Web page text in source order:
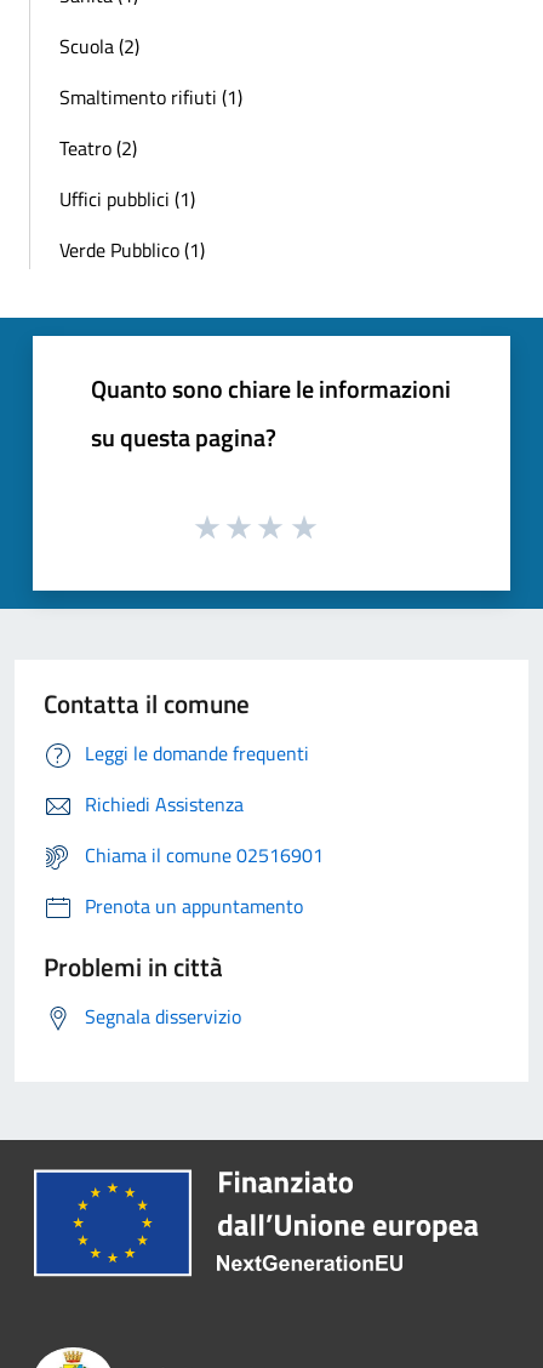
Scuola (2)
Smaltimento rifiuti (1)
Teatro (2)
Uffici pubblici (1)
Verde Pubblico (1)
Quanto sono chiare le informazioni
su questa pagina?
Contatta il comune
Leggi le domande frequenti
Richiedi Assistenza
Chiama il comune 02516901
Prenota un appuntamento
Problemi in città
Segnala disservizio